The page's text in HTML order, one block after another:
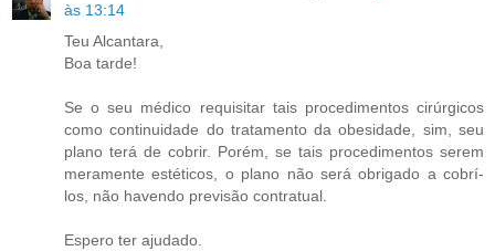
às 13:14
Teu Alcantara,
Boa tarde!
Se o seu médico requisitar tais procedimentos cirúrgicos
como continuidade do tratamento da obesidade, sim, seu
plano terá de cobrir. Porém, se tais procedimentos serem
meramente estéticos, o plano não será obrigado a cobrí-
los, não havendo previsão contratual.
Espero ter ajudado.